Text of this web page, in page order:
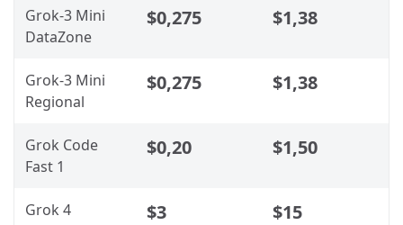
Grok-3 Mini
DataZone
$0,275 $1,38
Grok-3 Mini
Regional
$0,275 $1,38
Grok Code
Fast 1
$0,20 $1,50
Grok 4 $3 $15